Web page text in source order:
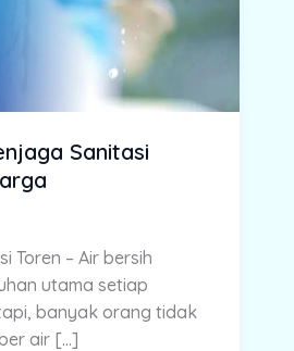
Sanitasi
Toren – Air bersih
utama setiap
banyak orang tidak
air […]